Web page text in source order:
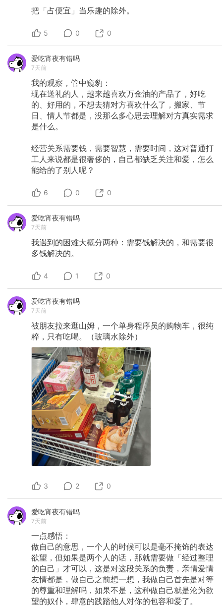
把「占便宜」当乐趣的除外。
5 0 0
爱吃宵夜有错吗
7天前
我的观察，管中窥豹：
现在送礼的人，越来越喜欢万金油的产品了，好吃
的、好用的，不想去猜对方喜欢什么了，搬家、节
日、情人节都是，没那么多心思去理解对方真实需求
是什么。
经营关系需要钱，需要智慧，需要时间，这对普通打
工人来说都是很奢侈的，自己都缺乏关注和爱，怎么
能给的了别人呢？
6 0 0
爱吃宵夜有错吗
7天前
我遇到的困难大概分两种：需要钱解决的，和需要很
多钱解决的。
4 1 0
爱吃宵夜有错吗
7天前
被朋友拉来逛山姆，一个单身程序员的购物车，很纯
粹，只有吃喝。（玻璃水除外）
3 2 0
爱吃宵夜有错吗
7天前
一点感悟：
做自己的意思，一个人的时候可以是毫不掩饰的表达
欲望，但如果是两个人的话，那就需要做「经过整理
的自己」才可以，这是对这段关系的负责，亲情爱情
友情都是，做自己之前想一想，我做自己首先是对等
的尊重和理解吗，如果不是，这种做自己就是沦为欲
望的奴仆，肆意的践踏他人对你的包容和爱了。